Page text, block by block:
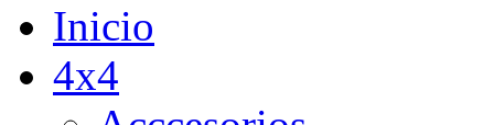
Inicio
4x4